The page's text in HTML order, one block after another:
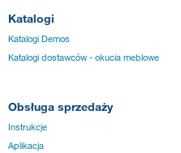
Katalogi
Katalogi Demos
Katalogi dostawców - okucia meblowe
Obsługa sprzedaży
Instrukcje
Aplikacja